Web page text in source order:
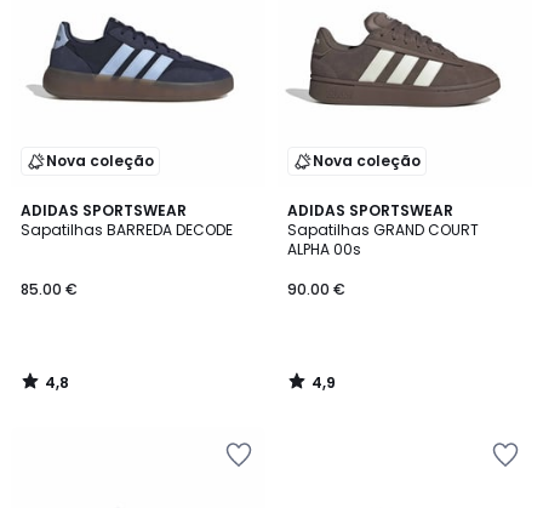
Nova coleção
ADIDAS SPORTSWEAR
Sapatilhas BARREDA DECODE
85.00 €
4,8
/ 5
4,8
/
Nova coleção
ADIDAS SPORTSWEAR
Sapatilhas GRAND COURT
ALPHA 00s
90.00 €
4,9
/ 5
4,9
/